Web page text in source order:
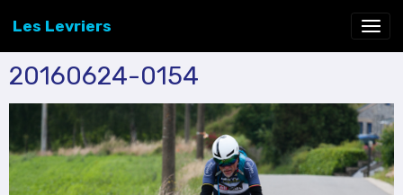
Les Levriers
20160624-0154